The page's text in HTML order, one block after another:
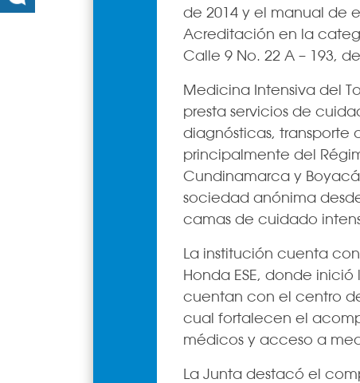
de 2014 y el manual de
Acreditación en la
Calle 9 No. 22 A – 193,
Medicina Intensiva del
presta servicios de
diagnósticas, transporte
principalmente del
Cundinamarca y
sociedad anónima
camas de cuidado
La institución cuenta
Honda ESE, donde
cuentan con el centro
cual fortalecen el
médicos y acceso a
La Junta destacó el